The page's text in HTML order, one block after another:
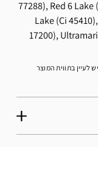
77288), Red 6 Lake
Lake (Ci
17200),
לעיין בתווית המוצר